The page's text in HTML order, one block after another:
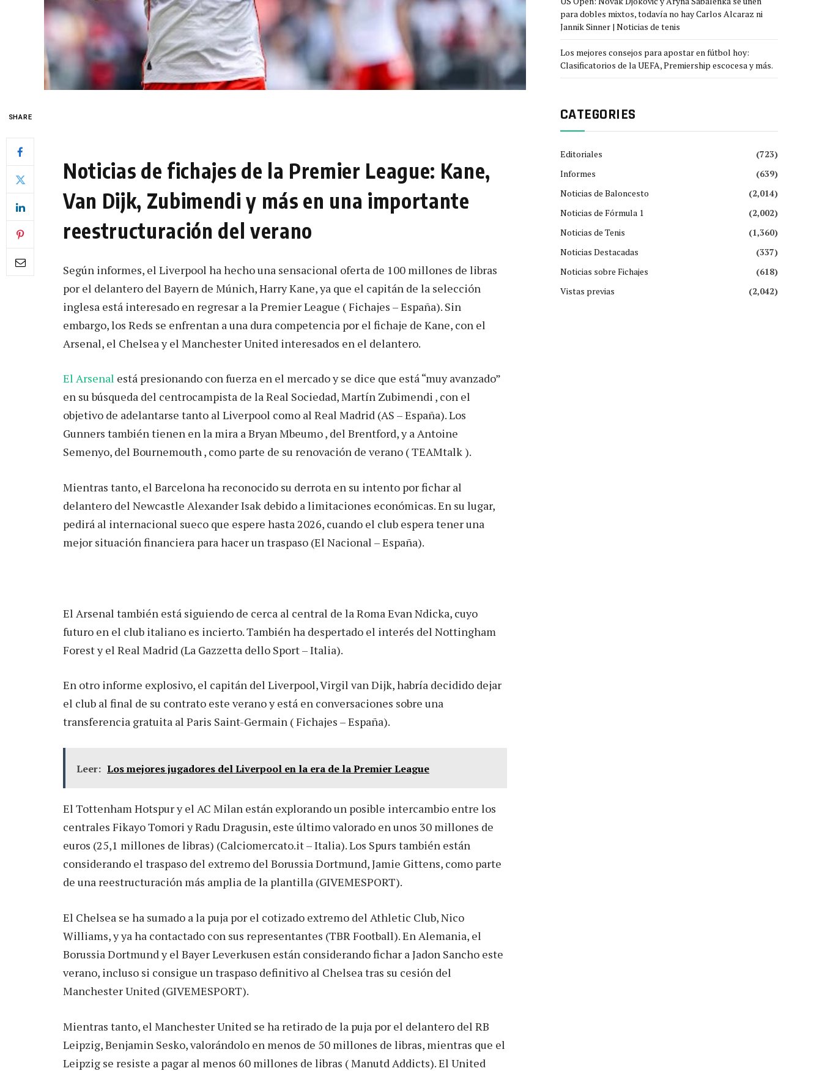
SHARE
Noticias de fichajes de la Premier League: Kane,
Van Dijk, Zubimendi y más en una importante
reestructuración del verano
Según informes, el Liverpool ha hecho una sensacional oferta de 100 millones de libras
por el delantero del Bayern de Múnich, Harry Kane, ya que el capitán de la selección
inglesa está interesado en regresar a la Premier League ( Fichajes – España). Sin
embargo, los Reds se enfrentan a una dura competencia por el fichaje de Kane, con el
Arsenal, el Chelsea y el Manchester United interesados en el delantero.
El Arsenal está presionando con fuerza en el mercado y se dice que está “muy avanzado”
en su búsqueda del centrocampista de la Real Sociedad, Martín Zubimendi , con el
objetivo de adelantarse tanto al Liverpool como al Real Madrid (AS – España). Los
Gunners también tienen en la mira a Bryan Mbeumo , del Brentford, y a Antoine
Semenyo, del Bournemouth , como parte de su renovación de verano ( TEAMtalk ).
Mientras tanto, el Barcelona ha reconocido su derrota en su intento por fichar al
delantero del Newcastle Alexander Isak debido a limitaciones económicas. En su lugar,
pedirá al internacional sueco que espere hasta 2026, cuando el club espera tener una
mejor situación financiera para hacer un traspaso (El Nacional – España).
El Arsenal también está siguiendo de cerca al central de la Roma Evan Ndicka, cuyo
futuro en el club italiano es incierto. También ha despertado el interés del Nottingham
Forest y el Real Madrid (La Gazzetta dello Sport – Italia).
En otro informe explosivo, el capitán del Liverpool, Virgil van Dijk, habría decidido dejar
el club al final de su contrato este verano y está en conversaciones sobre una
transferencia gratuita al Paris Saint-Germain ( Fichajes – España).
Leer: Los mejores jugadores del Liverpool en la era de la Premier League
El Tottenham Hotspur y el AC Milan están explorando un posible intercambio entre los
centrales Fikayo Tomori y Radu Dragusin, este último valorado en unos 30 millones de
euros (25,1 millones de libras) (Calciomercato.it – Italia). Los Spurs también están
considerando el traspaso del extremo del Borussia Dortmund, Jamie Gittens, como parte
de una reestructuración más amplia de la plantilla (GIVEMESPORT).
El Chelsea se ha sumado a la puja por el cotizado extremo del Athletic Club, Nico
Williams, y ya ha contactado con sus representantes (TBR Football). En Alemania, el
Borussia Dortmund y el Bayer Leverkusen están considerando fichar a Jadon Sancho este
verano, incluso si consigue un traspaso definitivo al Chelsea tras su cesión del
Manchester United (GIVEMESPORT).
Mientras tanto, el Manchester United se ha retirado de la puja por el delantero del RB
Leipzig, Benjamin Sesko, valorándolo en menos de 50 millones de libras, mientras que el
Leipzig se resiste a pagar al menos 60 millones de libras ( Manutd Addicts). El United
para dobles mixtos, todavía no hay Carlos Alcaraz ni
Jannik Sinner | Noticias de tenis
Los mejores consejos para apostar en fútbol hoy:
Clasificatorios de la UEFA, Premiership escocesa y más.
CATEGORIES
Editoriales
(723)
Informes
(639)
Noticias de Baloncesto
(2,014)
Noticias de Fórmula 1
(2,002)
Noticias de Tenis
(1,360)
Noticias Destacadas
(337)
Noticias sobre Fichajes
(618)
Vistas previas
(2,042)